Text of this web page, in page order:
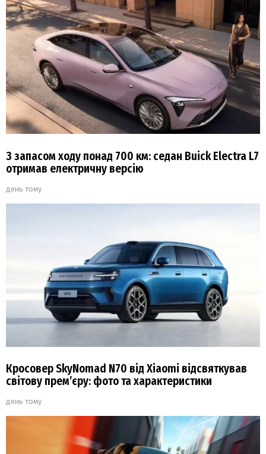
З запасом ходу понад 700 км: седан Buick Electra L7
отримав електричну версію
день тому
Кросовер SkyNomad N70 від Xiaomi відсвяткував
світову прем’єру: фото та характеристики
день тому